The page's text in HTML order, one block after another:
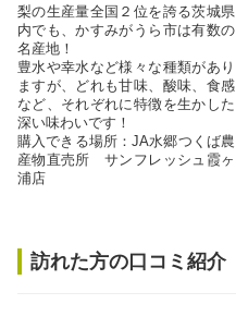
梨の生産量全国２位を誇る茨城県
内でも、かすみがうら市は有数の
名産地！
豊水や幸水など様々な種類があり
ますが、どれも甘味、酸味、食感
など、それぞれに特徴を生かした
深い味わいです！
購入できる場所：JA水郷つくば農
産物直売所 サンフレッシュ霞ヶ
浦店
訪れた方の口コミ紹介